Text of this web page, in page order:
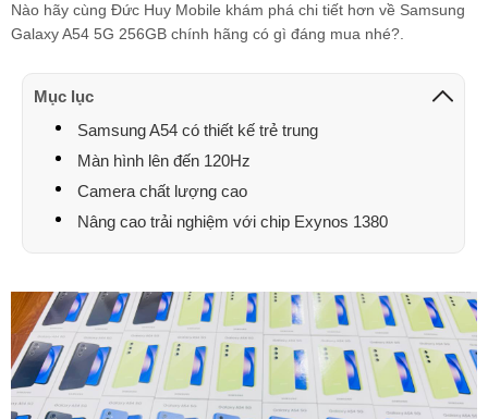
Nào hãy cùng Đức Huy Mobile khám phá chi tiết hơn về Samsung
Galaxy A54 5G 256GB chính hãng có gì đáng mua nhé?.
Mục lục
Samsung A54 có thiết kế trẻ trung
Màn hình lên đến 120Hz
Camera chất lượng cao
Nâng cao trải nghiệm với chip Exynos 1380